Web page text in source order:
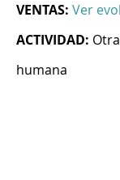
VENTAS: Ver
ACTIVIDAD:
humana